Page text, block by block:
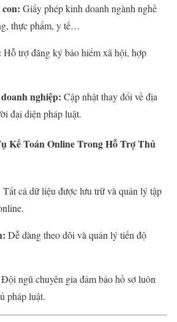
Giấy phép kinh doanh ngành nghề
thực phẩm, y tế…
Hỗ trợ đăng ký bảo hiểm xã hội, hợp
nghiệp: Cập nhật thay đổi về địa
đại diện pháp luật.
Kế Toán Online Trong Hỗ Trợ Thủ
Tất cả dữ liệu được lưu trữ và quản lý tập
Dễ dàng theo dõi và quản lý tiến độ
Đội ngũ chuyên gia đảm bảo hồ sơ luôn
pháp luật.